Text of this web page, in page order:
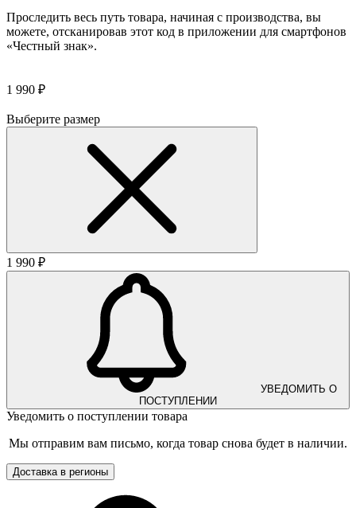
Проследить весь путь товара, начиная с производства, вы
можете, отсканировав этот код в приложении для смартфонов
«Честный знак».
1 990 ₽
Выберите размер
1 990 ₽
УВЕДОМИТЬ О
ПОСТУПЛЕНИИ
Уведомить о поступлении товара
Мы отправим вам письмо, когда товар снова будет в наличии.
Доставка в регионы